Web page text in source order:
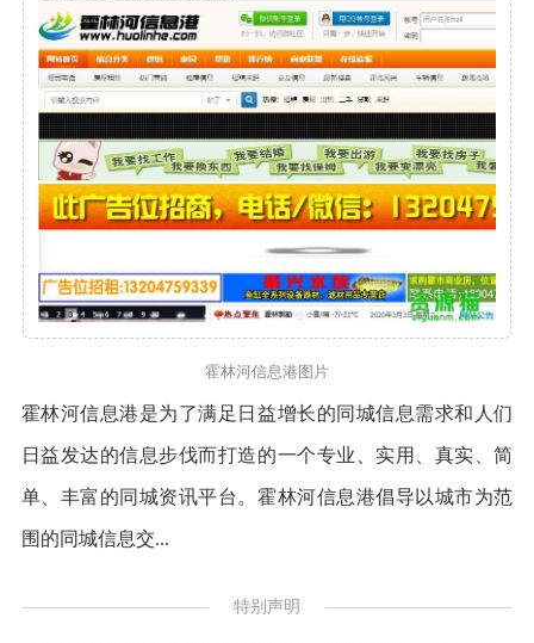
霍林河信息港图片
霍林河信息港是为了满足日益增长的同城信息需求和人们
日益发达的信息步伐而打造的一个专业、实用、真实、简
单、丰富的同城资讯平台。霍林河信息港倡导以城市为范
围的同城信息交...
特别声明